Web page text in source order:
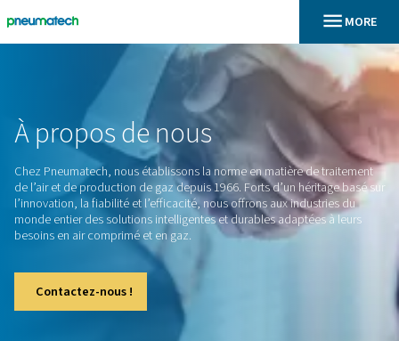
Àproposdenous
Chez Pneumatech, nous établissons la norme en matière
de l’air et de production de gaz depuis 1966. Forts d’un
l’innovation, la fiabilité et l’efficacité, nous offrons aux
monde entier des solutions intelligentes et durables
besoins en air comprimé et en gaz.